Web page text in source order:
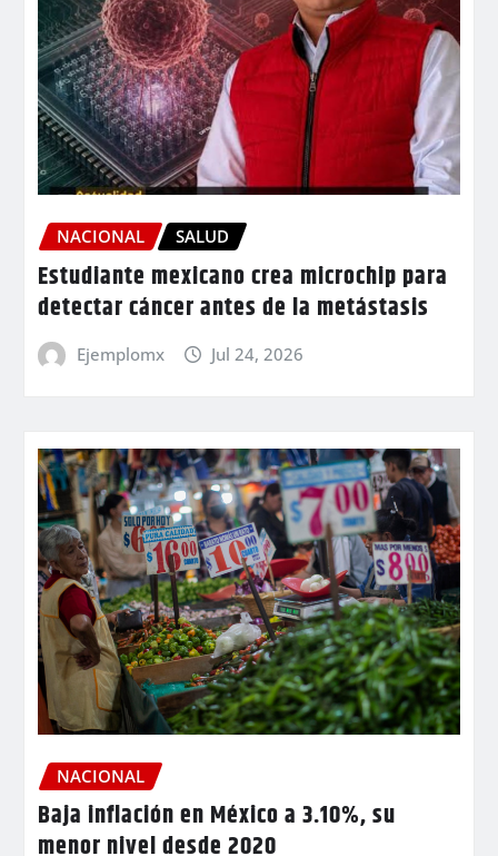
NACIONAL SALUD
Estudiante mexicano crea microchip para
detectar cáncer antes de la metástasis
Ejemplomx Jul 24, 2026
NACIONAL
Baja inflación en México a 3.10%, su
menor nivel desde 2020